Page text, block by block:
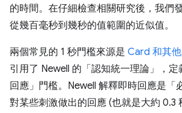
的時間。在仔細檢查相關研究後，我們
從幾百毫秒到幾秒的值範圍的近似值。
兩個常見的 1 秒門檻來源是 Card 和其
引用了 Newell 的「認知統一理論」
，
回應」門檻。Newell 解釋即時回應是「
對某些刺激做出的回應 (也就是大約 0.3